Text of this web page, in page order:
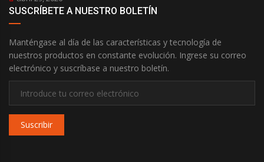
SUSCRÍBETE A NUESTRO BOLETÍN
Manténgase al día de las características y tecnología de
nuestros productos en constante evolución. Ingrese su correo
electrónico y suscríbase a nuestro boletín.
Suscribir